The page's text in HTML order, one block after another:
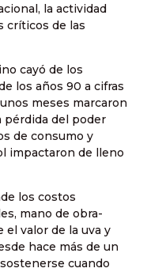
la actividad
críticos de las
cayó de los
los años 90 a cifras
meses marcaron
pérdida del poder
de consumo y
impactaron de lleno
los costos
mano de obra-
el valor de la uva y
hace más de un
cuando